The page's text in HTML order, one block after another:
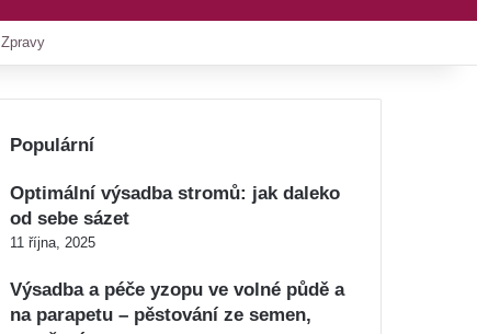
Zpravy
Populární
Optimální výsadba stromů: jak daleko
od sebe sázet
11 října, 2025
Výsadba a péče yzopu ve volné půdě a
na parapetu – pěstování ze semen,